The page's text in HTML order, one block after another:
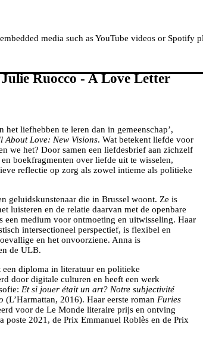
PROGRAMMA OVER MOUSSEM
Ruocco - A Love Letter
het liefhebben te leren dan in gemeenschap’,
About Love: New Visions. Wat betekent liefde voor
we het? Door samen een liefdesbrief aan zichzelf
boekfragmenten over liefde uit te wisselen,
reflectie op zorg als zowel intieme als politieke
geluidskunstenaar die in Brussel woont. Ze is
luisteren en de relatie daarvan met de openbare
een medium voor ontmoeting en uitwisseling. Haar
intersectioneel perspectief, is flexibel en
en het onvoorziene. Anna is
de ULB.
diploma in literatuur en politieke
door digitale culturen en heeft een werk
Et si jouer était un art? Notre subjectivité
(L’Harmattan, 2016). Haar eerste roman Furies
voor de Le Monde literaire prijs en ontving
poste 2021, de Prix Emmanuel Roblès en de Prix
media such as YouTube videos or